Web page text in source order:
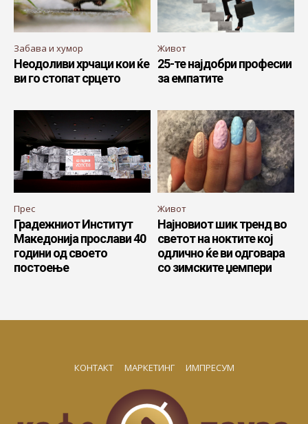
Забава и хумор
Неодоливи хрчаци кои ќе
ви го стопат срцето
Живот
25-те најдобри професии
за емпатите
Прес
Градежниот Институт
Македонија прослави 40
години од своето
постоење
Живот
Најновиот шик тренд во
светот на ноктите кој
одлично ќе ви одговара
со зимските џемпери
КОНТАКТ МАРКЕТИНГ ИМПРЕСУМ